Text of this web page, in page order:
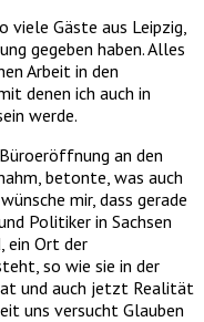
viele Gäste aus Leipzig,
gegeben haben. Alles
Arbeit in den
denen ich auch in
werde.
an den
betonte, was auch
mir, dass gerade
Politiker in Sachsen
ein Ort der
so wie sie in der
und auch jetzt Realität
uns versucht Glauben